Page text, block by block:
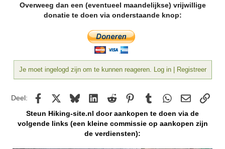
n
Overweeg dan een (eventueel maandelijkse) vrijwillige
donatie te doen via onderstaande knop:
Je moet ingelogd zijn om te kunnen reageren. Log in | Registreer
Deel: Facebook BlueskyLinkedInReddit PinterestTumblr WhatsApp
E-mail
Steun Hiking-site.nl door aankopen te doen via de
volgende links (een kleine commissie op aankopen zijn
de verdiensten):